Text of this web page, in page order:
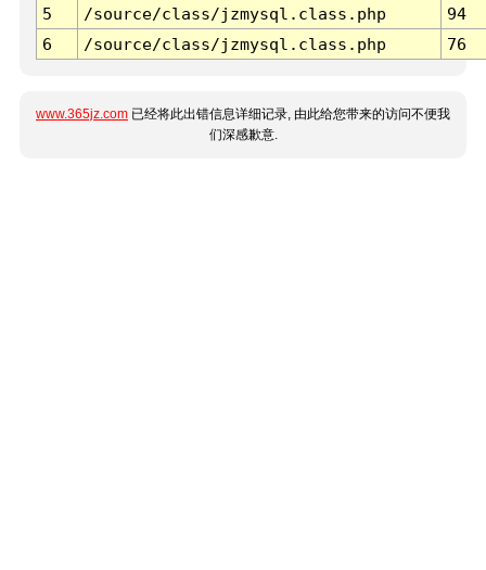
5
/source/class/jzmysql.class.php
94
6
/source/class/jzmysql.class.php 76
www.365jz.com 已经将此出错信息详细记录, 由此给您带来的访问不便我
们深感歉意.